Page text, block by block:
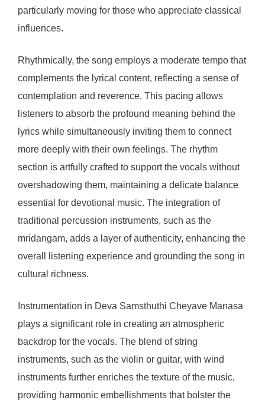
particularly moving for those who appreciate classical
influences.
Rhythmically, the song employs a moderate tempo that
complements the lyrical content, reflecting a sense of
contemplation and reverence. This pacing allows
listeners to absorb the profound meaning behind the
lyrics while simultaneously inviting them to connect
more deeply with their own feelings. The rhythm
section is artfully crafted to support the vocals without
overshadowing them, maintaining a delicate balance
essential for devotional music. The integration of
traditional percussion instruments, such as the
mridangam, adds a layer of authenticity, enhancing the
overall listening experience and grounding the song in
cultural richness.
Instrumentation in Deva Samsthuthi Cheyave Manasa
plays a significant role in creating an atmospheric
backdrop for the vocals. The blend of string
instruments, such as the violin or guitar, with wind
instruments further enriches the texture of the music,
providing harmonic embellishments that bolster the